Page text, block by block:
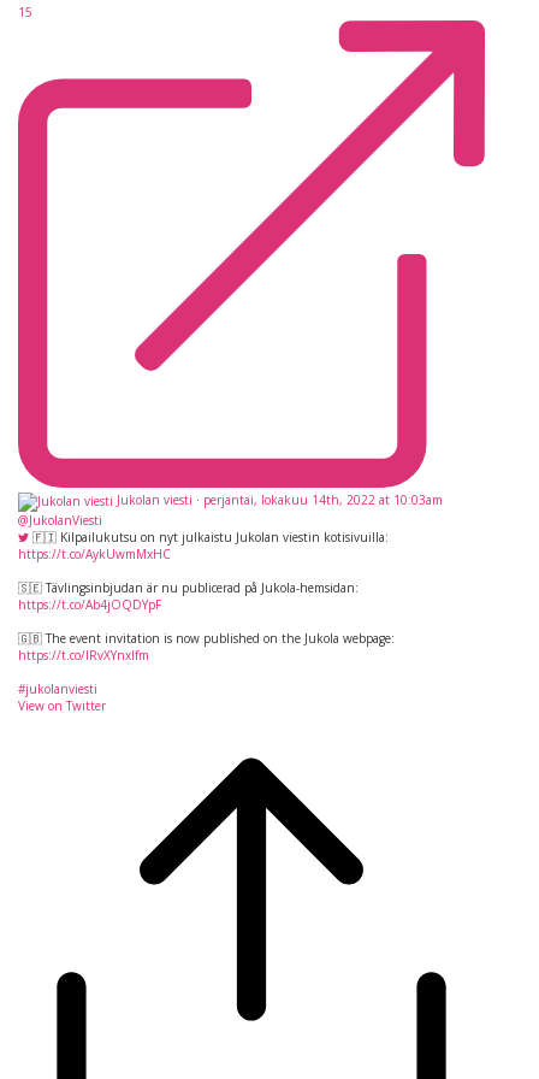
15
Jukolan viesti · perjantai, lokakuu 14th, 2022 at 10:03am
@JukolanViesti
🇫🇮 Kilpailukutsu on nyt julkaistu Jukolan viestin kotisivuilla:
https://t.co/AykUwmMxHC
🇸🇪 Tävlingsinbjudan är nu publicerad på Jukola-hemsidan:
https://t.co/Ab4jOQDYpF
🇬🇧 The event invitation is now published on the Jukola webpage:
https://t.co/IRvXYnxIfm
#jukolanviesti
View on Twitter